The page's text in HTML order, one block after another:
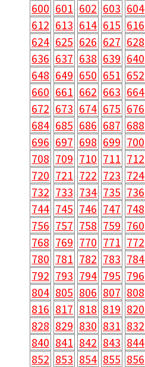
600 601 602 603 604
612 613 614 615 616
624 625 626 627 628
636 637 638 639 640
648 649 650 651 652
660 661 662 663 664
672 673 674 675 676
684 685 686 687 688
696 697 698 699 700
708 709 710 711 712
720 721 722 723 724
732 733 734 735 736
744 745 746 747 748
756 757 758 759 760
768 769 770 771 772
780 781 782 783 784
792 793 794 795 796
804 805 806 807 808
816 817 818 819 820
828 829 830 831 832
840 841 842 843 844
852 853 854 855 856